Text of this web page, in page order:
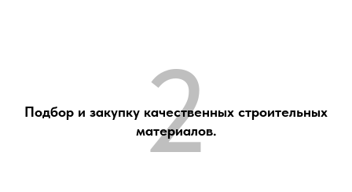
Подбор и закупку качественных строительных
материалов.
2